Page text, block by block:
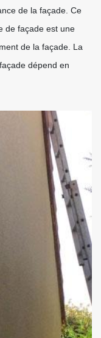
de la façade. Ce
de façade est une
de la façade. La
dépend en